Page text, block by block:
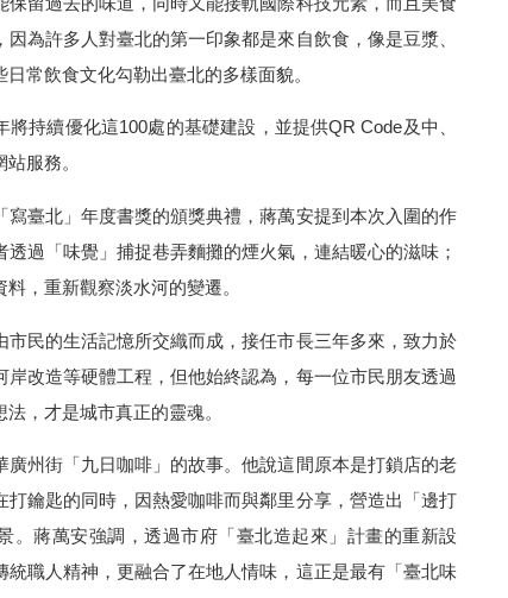
為許多人對臺北的第一印象都是來自飲食，像是豆漿、
常飲食文化勾勒出臺北的多樣面貌。
持續優化這100處的基礎建設，並提供QR Code及中、
服務。
臺北」年度書獎的頒獎典禮，蔣萬安提到本次入圍的作
過「味覺」捕捉巷弄麵攤的煙火氣，連結暖心的滋味；
，重新觀察淡水河的變遷。
民的生活記憶所交織而成，接任市長三年多來，致力於
岸改造等硬體工程，但他始終認為，每一位市民朋友透過
，才是城市真正的靈魂。
州街「九日咖啡」的故事。他說這間原本是打鎖店的老
打鑰匙的同時，因熱愛咖啡而與鄰里分享，營造出「邊打
。蔣萬安強調，透過市府「臺北造起來」計畫的重新設
統職人精神，更融合了在地人情味，這正是最有「臺北味